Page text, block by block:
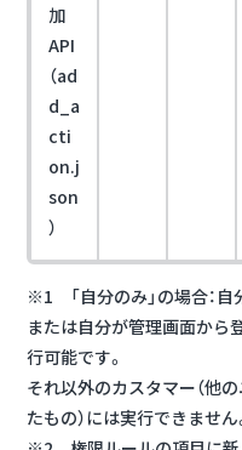
加
API
（ad
d_a
cti
on.j
son
）
※1 「自分のみ」の場合：自
または自分が管理画面から
行可能です。
それ以外のカスタマー（他
たもの）には実行できません